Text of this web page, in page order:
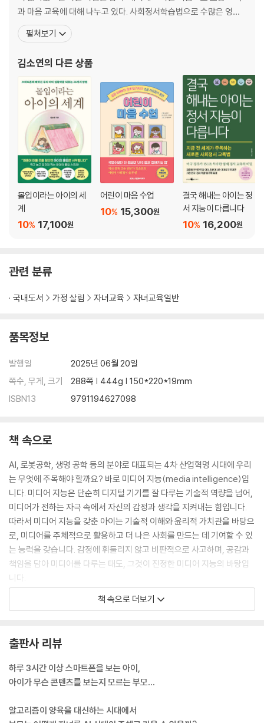
가짜 조절 말고 진짜 조절을 가르치자
엄마가 알면 혼나니까 절대로 들키면 안 돼요! | 진짜 자기 조절력이 싹트
는 4가지 조건 | 미디어 사용 조절을 돕는 오프라인 교육 3가지 포인트 |
우리 집 맞춤형 미디어 수칙 만들기 3단계
미디어 교육도 예외 없이 철학에서 출발해야 한다 | 1단계: 나의 미디어 양
육 유형 파악하기 | 2단계: 나의 가치관 살펴보기 | 3단계: 온오프라인의
균형을 만드는 디지털 플래닝 시작하기 | 4단계: 아이가 직접 만든 규칙을
잘 못 지킬 경우
디지털 동네, 안전하게 거닐려면
적신호를 알아보는 미디어 메타인지력 | 온라인 환경 울타리 세우기 | 지워
지지 않는 온라인 발자국 | ‘셰어런팅’ 대신 자기 옹호력 키워주기 | 소셜 미
디어와 자아: SNS 과몰입과 자존감
미디어와 학습이 만났다
AI 교과서도 나오는 세상이라는데 | 디지털 학습 앱, 득일까 독일까 | 학습
에서의 미디어 활용, 결과보다 과정과 의도가 중요하다
‘카더라 통신’의 파도에 휩쓸리지 않는 아이로 키우려면 | 프레임 속에서 자
활용하는 아이로 키우려면
악성 댓글의 일반화를 벗어나길 바라 | 마녀사냥과 캔슬 컬처에 휩쓸리지
않기를 바라 | 진정한 선한 영향력을 이해하길 바라
단단한 관계를 만드는 온라인 소속감
튼튼한 우정은 건강한 경계로 만들어진다 | 커뮤니티 활동의 득과 실을 중
간 점검하자 | 사이버 불링, 처벌만이 능사가 아니다
올바른 성 의식을 쌓아주는 온라인 성교육
‘성’ 토크, 불편해도 꼭 필요한 이야기 | 성 콘텐츠의 소비자가 된 아이, 어
떻게 교육할까? | 성 콘텐츠의 참여자가 된 아이, 어떻게 교육할까?
PART 5 우리 아이가 미디어 생산자가 된다면?
기술로 만드는 글로벌 공감과 협력
부록 1 파트별 핵심 포인트
부록 2 우리 아이 맞춤형 미디어 교육 웹사이트
과 마음 교육에 대해 나누고 있다. 사회정서학습법으로 수많은 영재
를 가르쳐온 저자는 마음이 탄탄하고 주도적인 아이, 더 나아가서 스
스로 행복을 설계할 줄 아는 아이로 키우기 위해서는 사회정서교육이
인 학교생활을 이루는 요소들은 결국 내면의 힘과 직결되기
펼쳐보기
김소연의 다른 상품
몰입이라는 아이의 세
계
17,100원
10%
어린이 마음 수업
15,300원
10%
결국 해내는 아이는 정
서 지능이 다릅니다
16,200원
10%
관련 분류
국내도서 가정 살림 자녀교육 자녀교육일반
품목정보
발행일
2025년 06월 20일
쪽수, 무게, 크기
288쪽 | 444g | 150*220*19mm
ISBN13
9791194627098
책 속으로
AI, 로봇공학, 생명 공학 등의 분야로 대표되는 4차 산업혁명 시대에 우리
는 무엇에 주목해야 할까요? 바로 미디어 지능(media intelligence)입
니다. 미디어 지능은 단순히 디지털 기기를 잘 다루는 기술적 역량을 넘어,
미디어가 전하는 자극 속에서 자신의 감정과 생각을 지켜내는 힘입니다.
따라서 미디어 지능을 갖춘 아이는 기술적 이해와 윤리적 가치관을 바탕으
로, 미디어를 주체적으로 활용하고 더 나은 사회를 만드는 데 기여할 수 있
는 능력을 갖습니다. 감정에 휘둘리지 않고 비판적으로 사고하며, 공감과
책임을 담아 미디어를 다루는 태도, 그것이 진정한 미디어 지능의 바탕입
니다.
--- p.21
과도 연결됩니다. 아이들은 저마다 자신이 좋아하는 활동을 멈추기 어려운
순간을 경험합니다. 한 페이지만 더 읽고 싶은 책, 조금만 더 가지고 놀고
싶은 장난감, 친구들과 더 오래 있고 싶은 마음까지 오프라인에서도 자기
입니다. 아이가 지속하고 싶어 하는 ‘행위’ 혹은 ‘도구’가 미디어일 뿐, 좋아
하는 일을 하다가도 상황에 맞게 멈출 줄 아는 능력은 삶의 모든 영역에서
책 속으로 더보기
출판사 리뷰
하루 3시간 이상 스마트폰을 보는 아이,
아이가 무슨 콘텐츠를 보는지 모르는 부모…
알고리즘이 양육을 대신하는 시대에서